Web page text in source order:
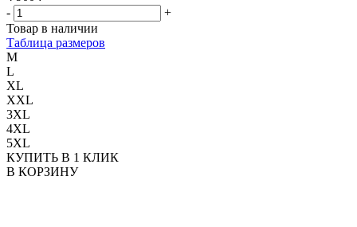
-
+
Товар в наличии
Таблица размеров
M
L
XL
XXL
3XL
4XL
5XL
КУПИТЬ В 1 КЛИК
В КОРЗИНУ